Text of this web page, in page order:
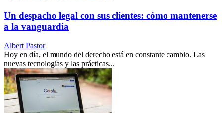
Un despacho legal con sus clientes: cómo mantenerse
a la vanguardia
Albert Pastor
Hoy en día, el mundo del derecho está en constante cambio. Las
nuevas tecnologías y las prácticas...